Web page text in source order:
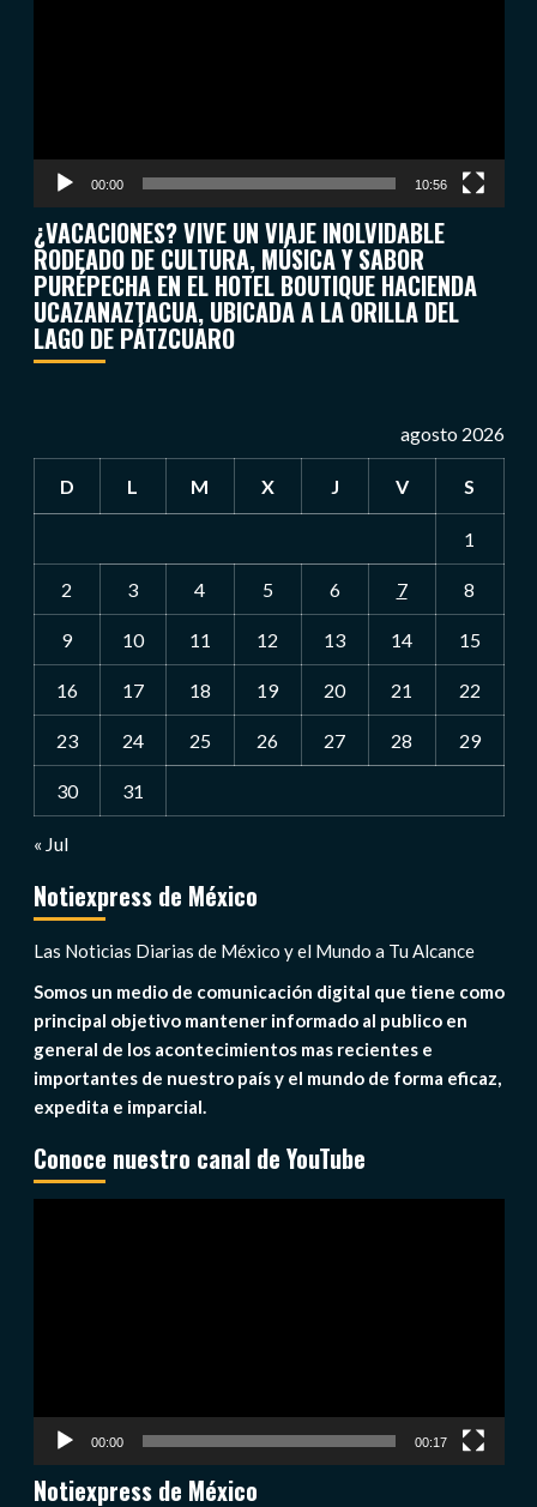
00:00 10:56
¿VACACIONES? VIVE UN VIAJE INOLVIDABLE
RODEADO DE CULTURA, MÚSICA Y SABOR
PURÉPECHA EN EL HOTEL BOUTIQUE HACIENDA
UCAZANAZTACUA, UBICADA A LA ORILLA DEL
LAGO DE PÁTZCUARO
agosto 2026
D L M X J V S
1
2 3 4 5 6 7 8
9 10 11 12 13 14 15
16 17 18 19 20 21 22
23 24 25 26 27 28 29
30 31
« Jul
Notiexpress de México
Las Noticias Diarias de México y el Mundo a Tu Alcance
Somos un medio de comunicación digital que tiene como
principal objetivo mantener informado al publico en
general de los acontecimientos mas recientes e
importantes de nuestro país y el mundo de forma eficaz,
expedita e imparcial.
Conoce nuestro canal de YouTube
00:00 00:17
Notiexpress de México